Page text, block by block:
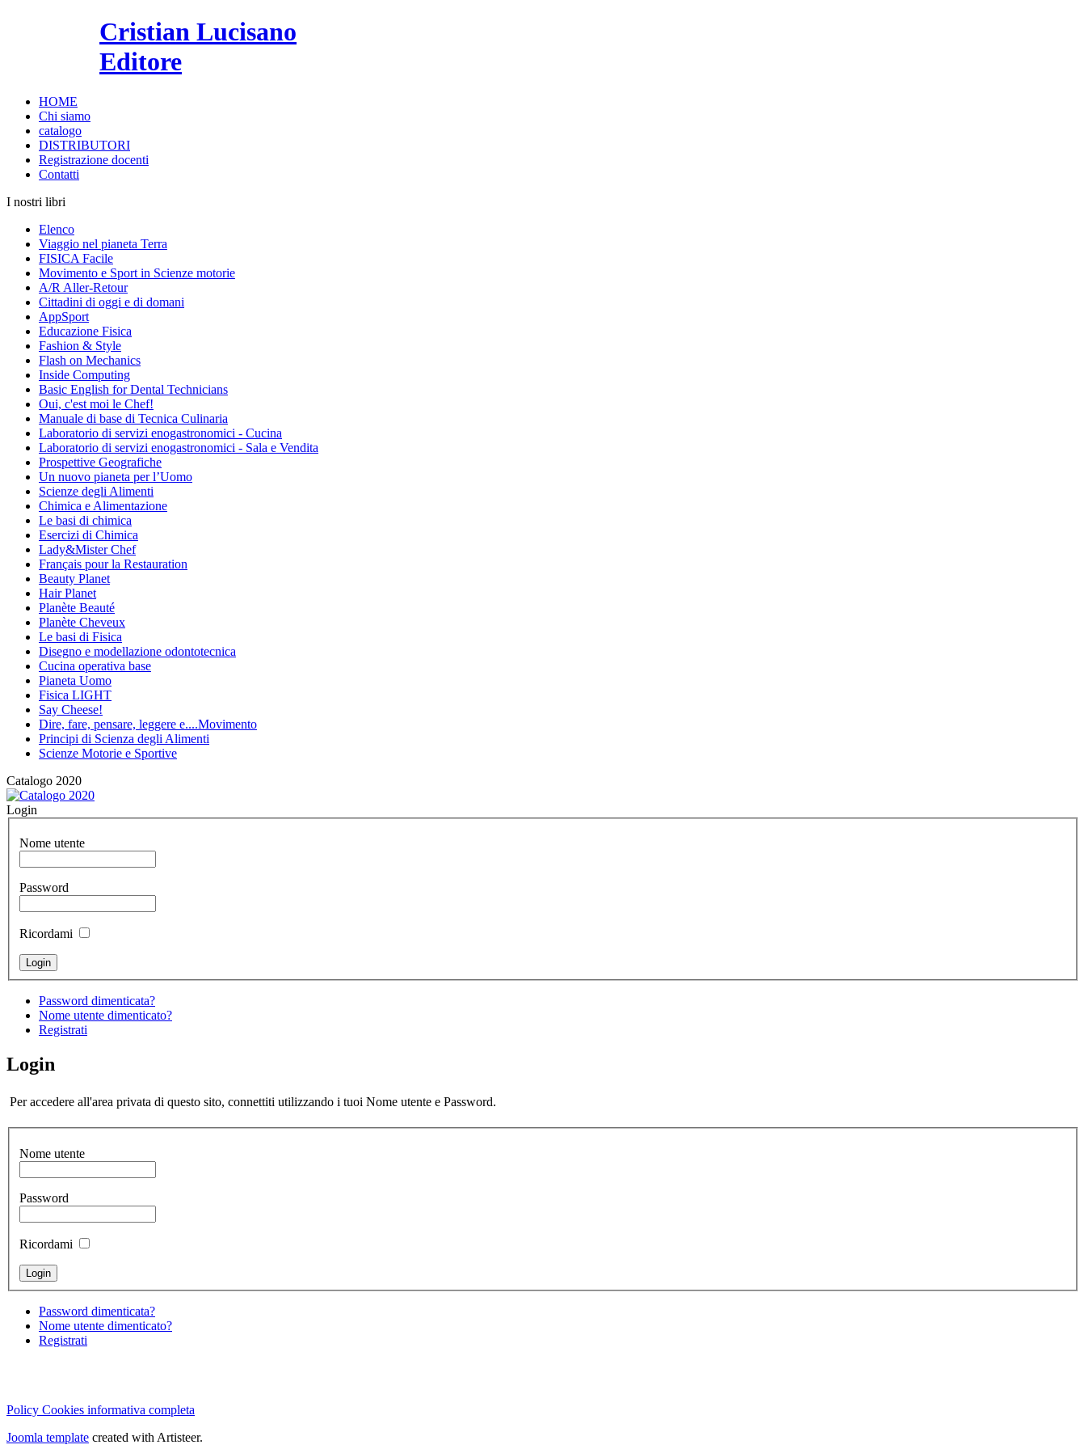
Cristian Lucisano
Editore
HOME
Chi siamo
catalogo
DISTRIBUTORI
Registrazione docenti
Contatti
I nostri libri
Elenco
Viaggio nel pianeta Terra
FISICA Facile
Movimento e Sport in Scienze motorie
A/R Aller-Retour
Cittadini di oggi e di domani
AppSport
Educazione Fisica
Fashion & Style
Flash on Mechanics
Inside Computing
Basic English for Dental Technicians
Oui, c'est moi le Chef!
Manuale di base di Tecnica Culinaria
Laboratorio di servizi enogastronomici - Cucina
Laboratorio di servizi enogastronomici - Sala e Vendita
Prospettive Geografiche
Un nuovo pianeta per l’Uomo
Scienze degli Alimenti
Chimica e Alimentazione
Le basi di chimica
Esercizi di Chimica
Lady&Mister Chef
Français pour la Restauration
Beauty Planet
Hair Planet
Planète Beauté
Planète Cheveux
Le basi di Fisica
Disegno e modellazione odontotecnica
Cucina operativa base
Pianeta Uomo
Fisica LIGHT
Say Cheese!
Dire, fare, pensare, leggere e....Movimento
Principi di Scienza degli Alimenti
Scienze Motorie e Sportive
Catalogo 2020
Login
Nome utente
Password
Ricordami
Password dimenticata?
Nome utente dimenticato?
Registrati
Login
Per accedere all'area privata di questo sito, connettiti utilizzando i tuoi Nome utente e Password.
Nome utente
Password
Ricordami
Password dimenticata?
Nome utente dimenticato?
Registrati
Policy Cookies informativa completa
Joomla template created with Artisteer.